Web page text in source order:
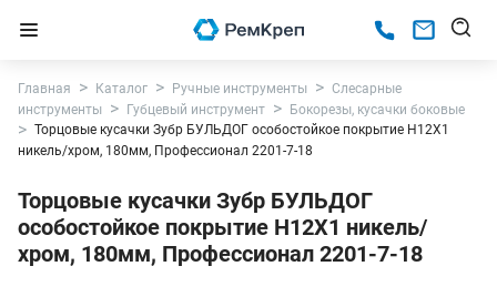
Главная Каталог Ручные инструменты
Слесарные
инструменты
Губцевый инструмент
Бокорезы, кусачки боковые
Торцовые кусачки Зубр БУЛЬДОГ особостойкое покрытие Н12Х1
никель/хром, 180мм, Профессионал 2201-7-18
Торцовые кусачки Зубр БУЛЬДОГ
особостойкое покрытие Н12Х1 никель/
хром, 180мм, Профессионал 2201-7-18